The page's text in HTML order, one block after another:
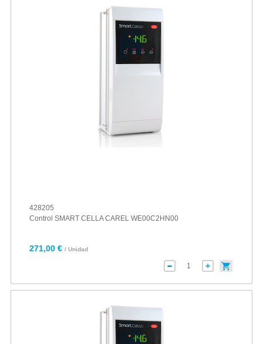
428205
Control SMART CELLA CAREL WE00C2HN00
271,00 € / Unidad